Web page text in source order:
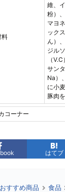
料
維、
粉）
マヨ
ック
ん）
ジル
（
サン
Na）
に小
豚肉
コーナー
はてブ
すすめ商品 食品